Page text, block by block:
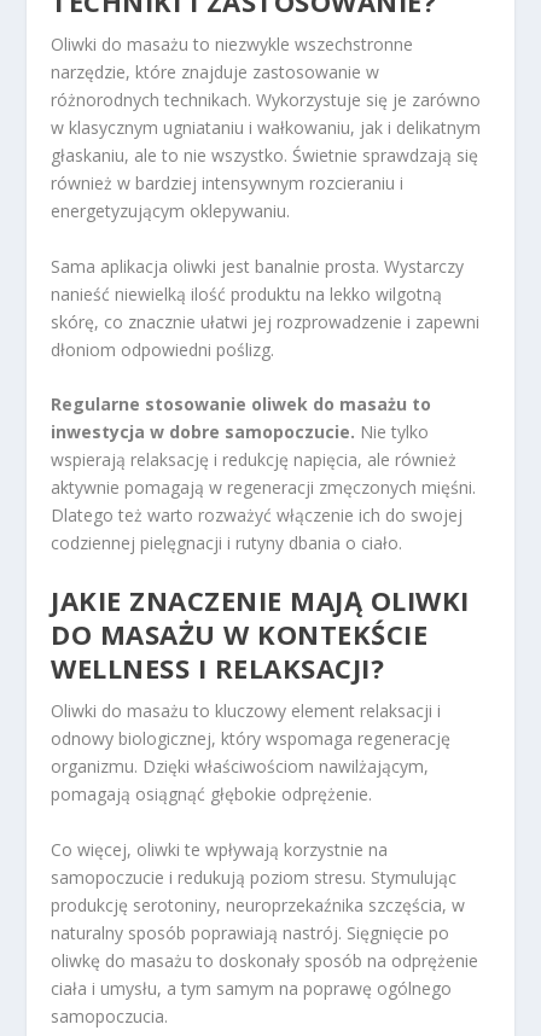
Oliwki do masażu to niezwykle wszechstronne
narzędzie, które znajduje zastosowanie w
różnorodnych technikach. Wykorzystuje się je zarówno
w klasycznym ugniataniu i wałkowaniu, jak i delikatnym
głaskaniu, ale to nie wszystko. Świetnie sprawdzają się
również w bardziej intensywnym rozcieraniu i
energetyzującym oklepywaniu.
Sama aplikacja oliwki jest banalnie prosta. Wystarczy
nanieść niewielką ilość produktu na lekko wilgotną
skórę, co znacznie ułatwi jej rozprowadzenie i zapewni
dłoniom odpowiedni poślizg.
Regularne stosowanie oliwek do masażu to
inwestycja w dobre samopoczucie. Nie tylko
wspierają relaksację i redukcję napięcia, ale również
aktywnie pomagają w regeneracji zmęczonych mięśni.
Dlatego też warto rozważyć włączenie ich do swojej
codziennej pielęgnacji i rutyny dbania o ciało.
JAKIE ZNACZENIE MAJĄ OLIWKI
DO MASAŻU W KONTEKŚCIE
WELLNESS I RELAKSACJI?
Oliwki do masażu to kluczowy element relaksacji i
odnowy biologicznej, który wspomaga regenerację
organizmu. Dzięki właściwościom nawilżającym,
pomagają osiągnąć głębokie odprężenie.
Co więcej, oliwki te wpływają korzystnie na
samopoczucie i redukują poziom stresu. Stymulując
produkcję serotoniny, neuroprzekaźnika szczęścia, w
naturalny sposób poprawiają nastrój. Sięgnięcie po
oliwkę do masażu to doskonały sposób na odprężenie
ciała i umysłu, a tym samym na poprawę ogólnego
samopoczucia.